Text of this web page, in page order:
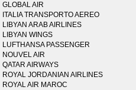
GLOBAL AIR
ITALIA TRANSPORTO AEREO
LIBYAN ARAB AIRLINES
LIBYAN WINGS
LUFTHANSA PASSENGER
NOUVEL AIR
QATAR AIRWAYS
ROYAL JORDANIAN AIRLINES
ROYAL AIR MAROC